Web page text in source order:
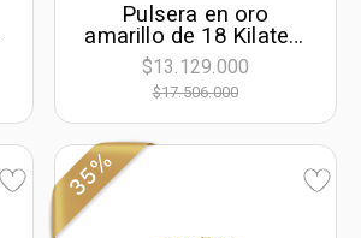
Pulsera en oro
amarillo de 18 Kilates,
19 cm. de largo, 4.50
mm. de ancho
$13.129.000
$17.506.000
35%